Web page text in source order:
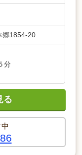
郷1854-20
分
る